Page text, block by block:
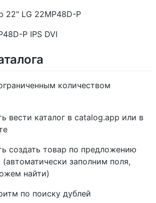
22" LG 22MP48D-P
P IPS DVI
количеством
вести каталог в catalog.app или в
создать товар по предложению
заполним поля,
найти)
по поиску дублей